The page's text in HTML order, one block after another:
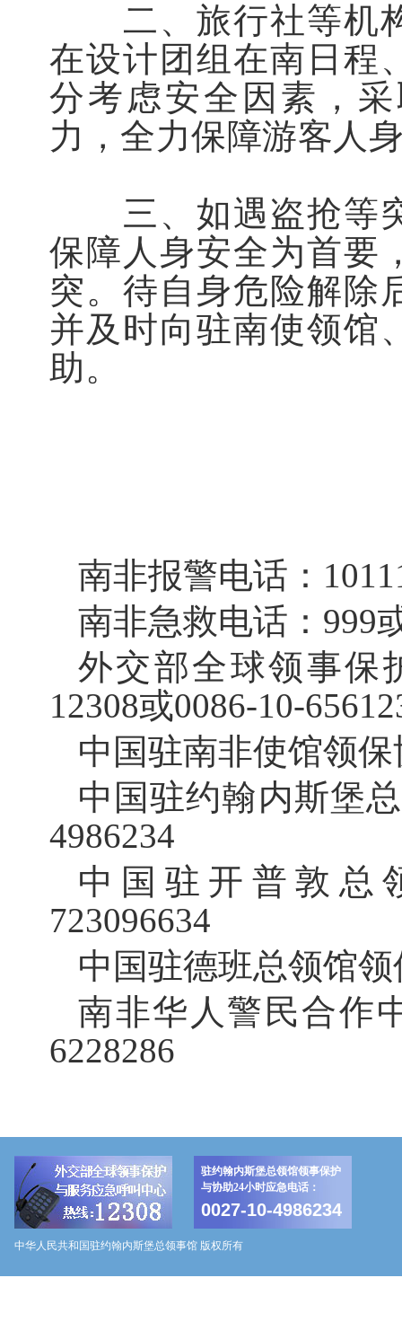
二、旅行社等机构
在设计团组在南日程
分考虑安全因素，
力，全力保障游客人
三、如遇盗抢等突
保障人身安全为首要
突。待自身危险解除
并及时向驻南使领馆
助。
南非报警电话：
南非急救电话：999
外交部全球领事保
12308或0086-10-
中国驻南非使馆领保
中国驻约翰内斯堡
4986234
中国驻开普敦总
723096634
中国驻德班总领馆领
南非华人警民合作
6228286
驻约翰内斯堡总领馆领事保护
与协助24小时应急电话：
0027-10-4986234
中华人民共和国驻约翰内斯堡总领事馆 版权所有